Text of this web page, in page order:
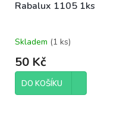
Rabalux 1105 1ks
Skladem (1 ks)
50 Kč
DO KOŠÍKU